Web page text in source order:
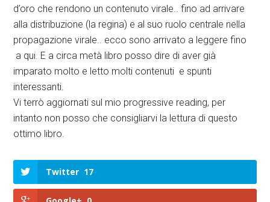
d’oro che rendono un contenuto virale.. fino ad arrivare
alla distribuzione (la regina) e al suo ruolo centrale nella
propagazione virale.. ecco sono arrivato a leggere fino
a qui. E a circa metà libro posso dire di aver già
imparato molto e letto molti contenuti e spunti
interessanti.
Vi terrò aggiornati sul mio progressive reading, per
intanto non posso che consigliarvi la lettura di questo
ottimo libro.
Twitter 17